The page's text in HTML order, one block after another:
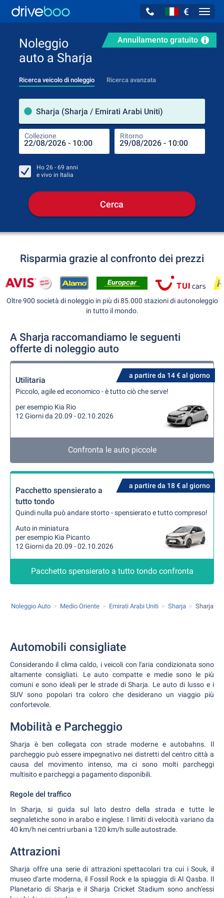
€
Annullamento gratuito
Noleggio
auto a Sharja
Ricerca veicolo di noleggio Ricerca avanzata
Sharja (Sharja / Emirati Arabi Uniti)
Collezione Ritorno
Ho 26 - 69 anni
e vivo in Italia
Cerca
Risparmia grazie al confronto dei prezzi
Oltre 900 società di noleggio in più di 85.000 stazioni di autonoleggio
in tutto il mondo.
A Sharja raccomandiamo le seguenti
offerte di noleggio auto
a partire da 14 € al giorno
Utilitaria
Piccolo, agile ed economico - è tutto ciò che serve!
per esempio Kia Rio
12 Giorni da 20.09 - 02.10.2026
Confronta le auto piccole
a partire da 18 € al giorno
Pacchetto spensierato a
tutto tondo
Quindi nulla può andare storto - spensierato e tutto compreso!
Auto in miniatura
per esempio Kia Picanto
12 Giorni da 20.09 - 02.10.2026
Pacchetto spensierato a tutto tondo confronta
Noleggio Auto Medio Oriente Emirati Arabi Uniti Sharja Sharja
Automobili consigliate
Considerando il clima caldo, i veicoli con l'aria condizionata sono
altamente consigliati. Le auto compatte e medie sono le più
comuni e sono ideali per le strade di Sharja. Le auto di lusso e i
SUV sono popolari tra coloro che desiderano un viaggio più
confortevole.
Mobilità e Parcheggio
Sharja è ben collegata con strade moderne e autobahns. Il
parcheggio può essere impegnativo nei distretti del centro città a
causa del movimento intenso, ma ci sono molti parcheggi
multisito e parcheggi a pagamento disponibili.
Regole del traffico
In Sharja, si guida sul lato destro della strada e tutte le
segnaletiche sono in arabo e inglese. I limiti di velocità variano da
40 km/h nei centri urbani a 120 km/h sulle autostrade.
Attrazioni
Sharja offre una serie di attrazioni spettacolari tra cui i Souk, il
museo d'arte moderna, il Fossil Rock e la spiaggia di Al Qasba. Il
Planetario di Sharja e il Sharja Cricket Stadium sono anch'essi